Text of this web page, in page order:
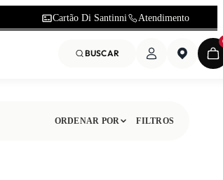
Cartão Di Santinni Atendimento
BUSCAR
ORDENAR POR FILTROS